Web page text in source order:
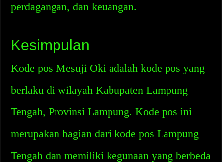
perdagangan, dan keuangan.
Kesimpulan
Kode pos Mesuji Oki adalah kode pos yang
berlaku di wilayah Kabupaten Lampung
Tengah, Provinsi Lampung. Kode pos ini
merupakan bagian dari kode pos Lampung
Tengah dan memiliki kegunaan yang berbeda